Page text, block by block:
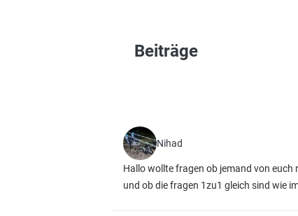
Beiträge
Nihad
Hallo wollte fragen ob jemand von
und ob die fragen 1zu1 gleich sind wie